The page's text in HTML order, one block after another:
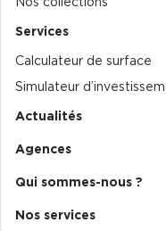
Location de
Location de
Location de
Location de
Location de
Services
Calculateur de surface
Simulateur
Actualités
Agences
Qui sommes-nous ?
Nos services